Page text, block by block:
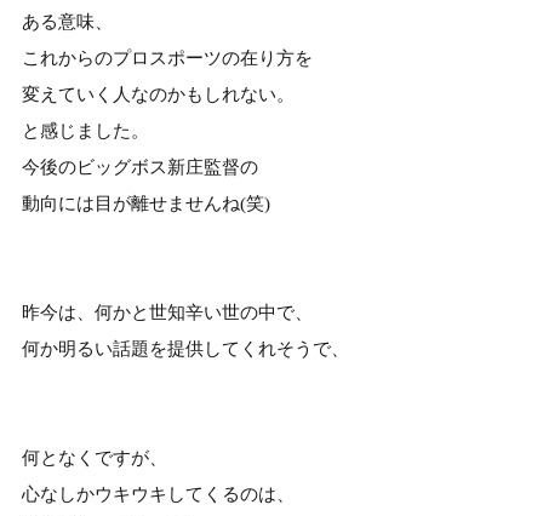
ある意味、
これからのプロスポーツの在り方を
変えていく人なのかもしれない。
と感じました。
今後のビッグボス新庄監督の
動向には目が離せませんね(笑)
昨今は、何かと世知辛い世の中で、
何か明るい話題を提供してくれそうで、
何となくですが、
心なしかウキウキしてくるのは、